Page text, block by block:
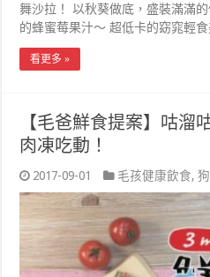
舞沙拉！ 以秋葵做底，盛裝滿滿
的蜂蜜莓果汁～ 超低卡的窈窕輕
看更多 »
【毛爸鮮食提案】咕溜
肉凍吃動！
2017-09-01 毛孩健康飲食,